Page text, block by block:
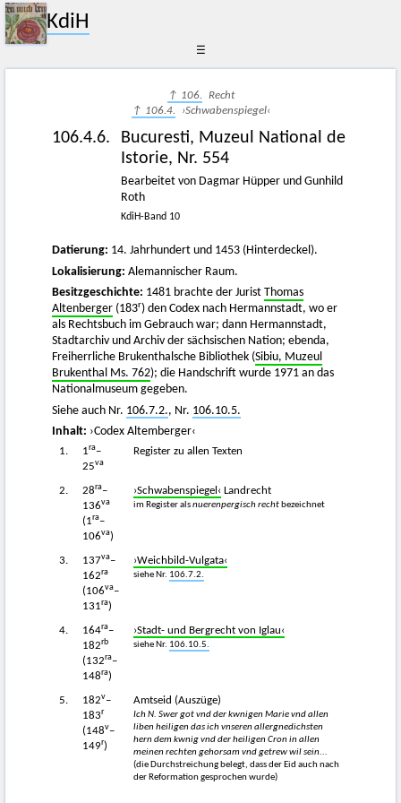
KdiH
☰
↑ 106. Recht
↑ 106.4. ›Schwabenspiegel‹
106.4.6.
Bucuresti, Muzeul National de
Istorie, Nr. 554
Bearbeitet von Dagmar Hüpper und Gunhild
Roth
KdiH-Band 10
Datierung: 14. Jahrhundert und 1453 (Hinterdeckel).
Lokalisierung: Alemannischer Raum.
Besitzgeschichte: 1481 brachte der Jurist Thomas
Altenberger (183r) den Codex nach Hermannstadt, wo er
als Rechtsbuch im Gebrauch war; dann Hermannstadt,
Stadtarchiv und Archiv der sächsischen Nation; ebenda,
Freiherrliche Brukenthalsche Bibliothek (Sibiu, Muzeul
Brukenthal Ms. 762); die Handschrift wurde 1971 an das
Nationalmuseum gegeben.
Siehe auch Nr. 106.7.2., Nr. 106.10.5.
Inhalt: ›Codex Altemberger‹
1. 1ra–
25va
Register zu allen Texten
2. 28ra–
136va
(1ra–
106va)
›Schwabenspiegel‹ Landrecht
im Register alsnuerenpergisch rechtbezeichnet
3. 137va–
162ra
(106va–
131ra)
›Weichbild-Vulgata‹
siehe Nr. 106.7.2.
4. 164ra–
182rb
(132ra–
148ra)
›Stadt- und Bergrecht von Iglau‹
siehe Nr. 106.10.5.
5. 182v–
183r
(148v–
149r)
Amtseid (Auszüge)
Ich N. Swer gotvnd der kwnigen Marie vnd allen
liben heiligen das ich vnseren allergnedichsten
hern dem kwnig vnd der heiligen Cron in allen
meinen rechten gehorsam vnd getrew wil sein...
(die Durchstreichung belegt, dass der Eid auch nach
der Reformation gesprochen wurde)